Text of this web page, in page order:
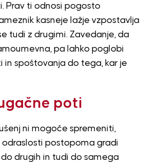
Prav ti odnosi pogosto
kasneje lažje vzpostavlja
tudi z drugimi. Zavedanje, da
pa lahko poglobi
spoštovanja do tega, kar je
poti
ni mogoče spremeniti,
odraslosti postopoma gradi
drugih in tudi do samega